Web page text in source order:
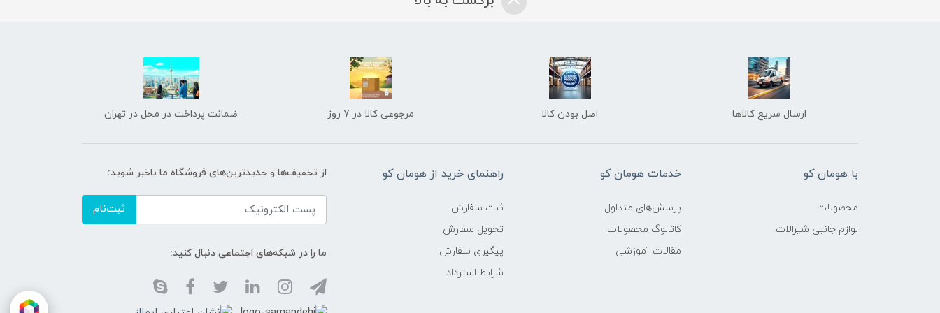
ارسال سریع کالاها اصل بودن کالا مرجوعی کالا در 7 روز ضمانت پرداخت در محل در تهران
با هومان کو
محصولات
لوازم جانبی شیرالات
خدمات هومان کو
پرسش‌های متداول
کاتالوگ محصولات
مقالات آموزشی
راهنمای خرید از هومان کو
ثبت سفارش
تحویل سفارش
پیگیری سفارش
شرایط استرداد
از تخفیف‌ها و جدیدترین‌های فروشگاه ما باخبر شوید:
ثبت‌نام
ما را در شبکه‌های اجتماعی دنبال کنید: